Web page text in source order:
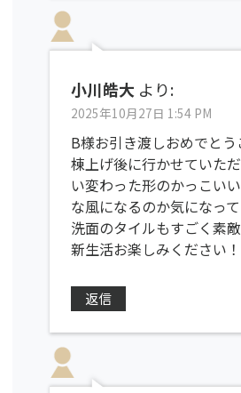
小川皓大 より:
2025年10月27日 1:54 PM
B様お引き渡しおめでとう
棟上げ後に行かせていた
い変わった形のかっこい
な風になるのか気になっ
洗面のタイルもすごく素
新生活お楽しみください！
返信